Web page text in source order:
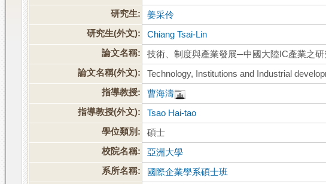
研究生:
姜采伶
研究生(外文):
Chiang Tsai-Lin
論文名稱:
技術、制度與產業發展─中國大陸IC產業之研
論文名稱(外文):
Technology, Institutions and Industrial
指導教授:
曹海濤
指導教授(外文):
Tsao Hai-tao
學位類別:
碩士
校院名稱:
亞洲大學
系所名稱:
國際企業學系碩士班